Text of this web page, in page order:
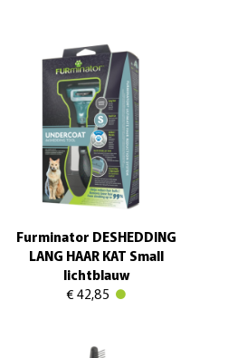
Furminator DESHEDDING
LANG HAAR KAT Small
lichtblauw
€ 42,85